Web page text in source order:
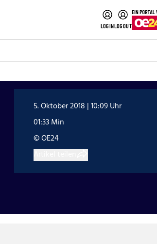
LOGINLOGOUT
5. Oktober 2018 | 10:09 Uhr
01:33 Min
© OE24